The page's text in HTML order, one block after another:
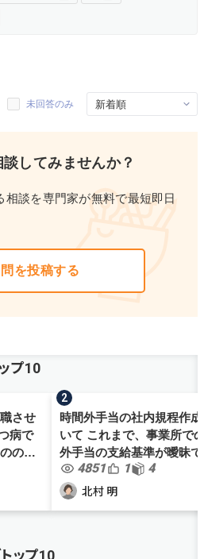
未回答のみ
してみませんか？
談を専門家が無料で最短即日
を投稿する
プ10
させ
病で
の、
効率
す。
時間外手当の社内規程作
いて これまで、事業所で
外手当の支給基準が曖昧
が、働き方改革関連法案
色々と社内規程を見直す
4851 1 4
北村 明
ップ10